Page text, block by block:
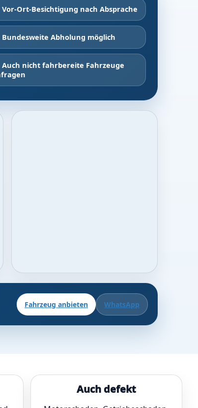
Vor-Ort-Besichtigung nach Absprache
Bundesweite Abholung möglich
Auch nicht fahrbereite Fahrzeuge
Fahrzeug anbieten WhatsApp
Auch defekt